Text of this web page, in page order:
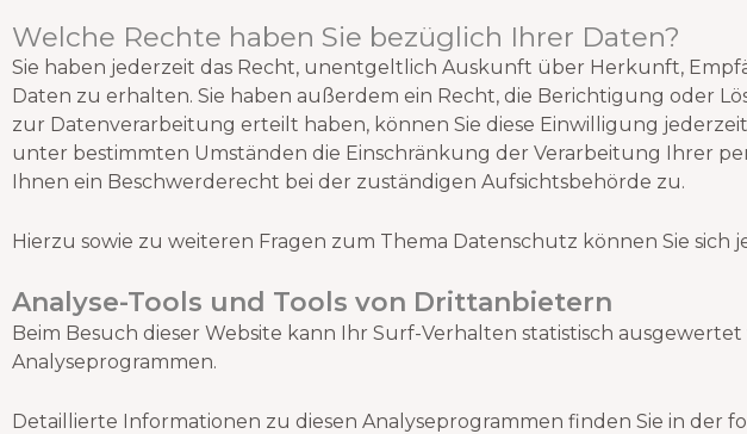
Welche Rechte haben Sie bezüglich Ihrer Daten?
Sie haben jederzeit das Recht, unentgeltlich Auskunft über Herkunft,
Daten zu erhalten. Sie haben außerdem ein Recht, die Berichtigung oder
zur Datenverarbeitung erteilt haben, können Sie diese Einwilligung
unter bestimmten Umständen die Einschränkung der Verarbeitung Ihrer
Ihnen ein Beschwerderecht bei der zuständigen Aufsichtsbehörde zu.
Hierzu sowie zu weiteren Fragen zum Thema Datenschutz können Sie sich
Analyse-Tools und Tools von Dritt­anbietern
Beim Besuch dieser Website kann Ihr Surf-Verhalten statistisch
Analyseprogrammen.
Detaillierte Informationen zu diesen Analyseprogrammen finden Sie in der